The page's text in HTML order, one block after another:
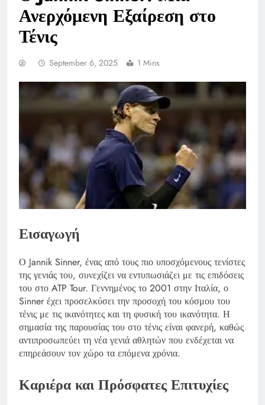
Ανερχόμενη Εξαίρεση στο
Τένις
September 6, 2025 1 Mins
Εισαγωγή
Ο Jannik Sinner, ένας από τους πιο υποσχόμενους τενίστες
της γενιάς του, συνεχίζει να εντυπωσιάζει με τις επιδόσεις
του στο ATP Tour. Γεννημένος το 2001 στην Ιταλία, ο
Sinner έχει προσελκύσει την προσοχή του κόσμου του
τένις με τις ικανότητες και τη φυσική του ικανότητα. Η
σημασία της παρουσίας του στο τένις είναι φανερή, καθώς
αντιπροσωπεύει τη νέα γενιά αθλητών που ενδέχεται να
επηρεάσουν τον χώρο τα επόμενα χρόνια.
Καριέρα και Πρόσφατες Επιτυχίες